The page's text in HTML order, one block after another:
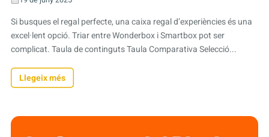
Si busques el regal perfecte, una caixa regal d’experiències és una
excel·lent opció. Triar entre Wonderbox i Smartbox pot ser
complicat. Taula de continguts Taula Comparativa Selecció...
Llegeix més